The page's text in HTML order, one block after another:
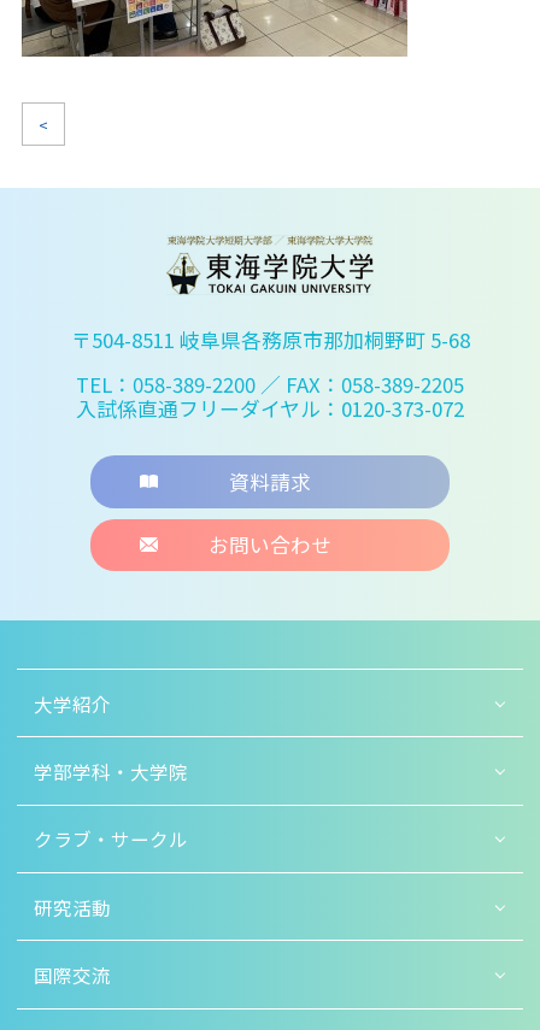
<
〒504-8511 岐阜県各務原市那加桐野町 5-68
TEL：058-389-2200 ／ FAX：058-389-2205
入試係直通フリーダイヤル：0120-373-072
資料請求
お問い合わせ
大学紹介
学部学科・大学院
クラブ・サークル
研究活動
国際交流